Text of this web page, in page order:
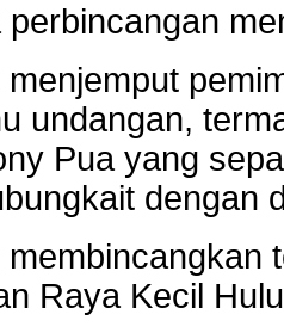
perbincangan
menjemput
undangan,
Pua yang
dengan
membincangkan
Raya Kecil